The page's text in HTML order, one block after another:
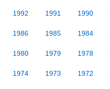
1992 1991 1990
1986 1985 1984
1980 1979 1978
1974 1973 1972